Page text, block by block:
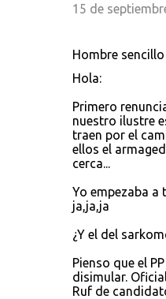
15 de
Hombre
Hola:
Primero
nuestro ilustre
traen por el
ellos el
cerca...
Yo empezaba a
ja,ja,ja
¿Y el del
Pienso que el
disimular.
Ruf de